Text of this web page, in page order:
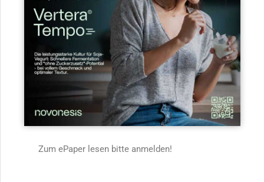
Zum ePaper lesen bitte anmelden!